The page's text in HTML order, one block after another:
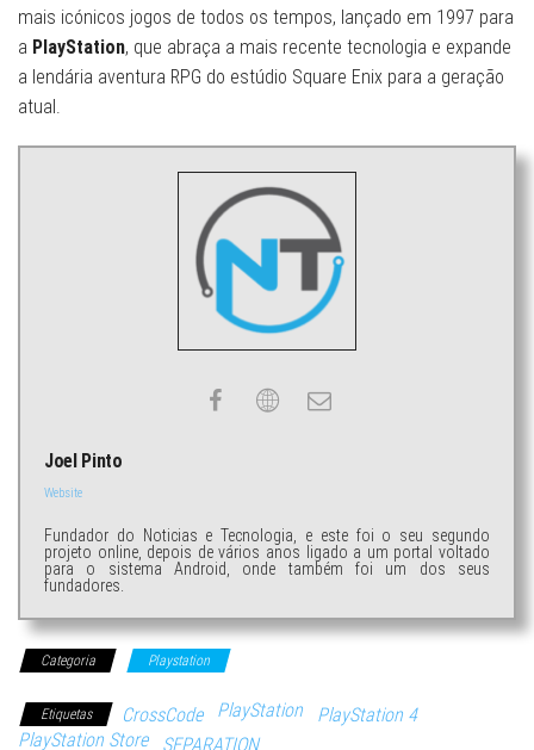
mais icónicos jogos de todos os tempos, lançado em 1997 para
a PlayStation, que abraça a mais recente tecnologia e expande
a lendária aventura RPG do estúdio Square Enix para a geração
atual.
Joel Pinto
Website
Fundador do Noticias e Tecnologia, e este foi o seu segundo
projeto online, depois de vários anos ligado a um portal voltado
para o sistema Android, onde também foi um dos seus
fundadores.
Categoria Playstation
Etiquetas CrossCode PlayStation
PlayStation 4
PlayStation Store
SEPARATION